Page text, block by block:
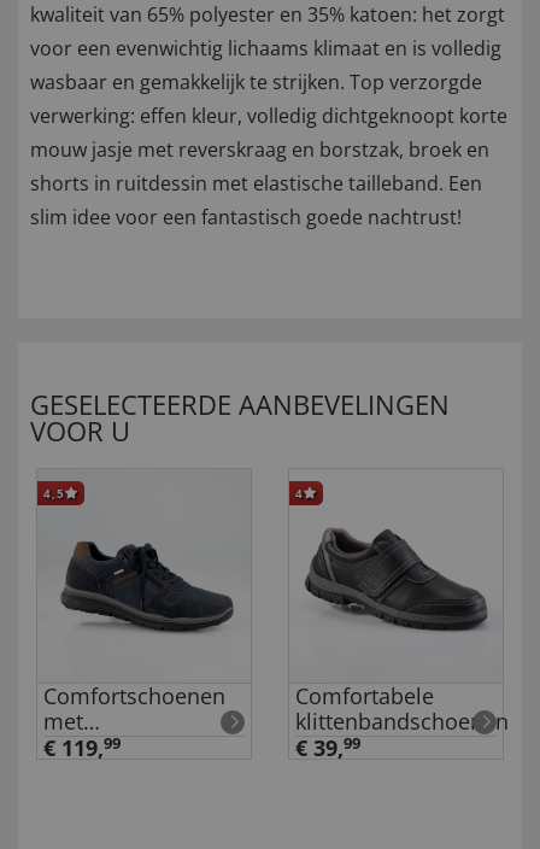
kwaliteit van 65% polyester en 35% katoen: het zorgt
voor een evenwichtig lichaams klimaat en is volledig
wasbaar en gemakkelijk te strijken. Top verzorgde
verwerking: effen kleur, volledig dichtgeknoopt korte
mouw jasje met reverskraag en borstzak, broek en
shorts in ruitdessin met elastische tailleband. Een
slim idee voor een fantastisch goede nachtrust!
GESELECTEERDE AANBEVELINGEN
VOOR U
4,5
Comfortschoenen
met
klimaatmembraan
€ 119,99
4
Comfortabele
klittenbandschoenen
€ 39,99